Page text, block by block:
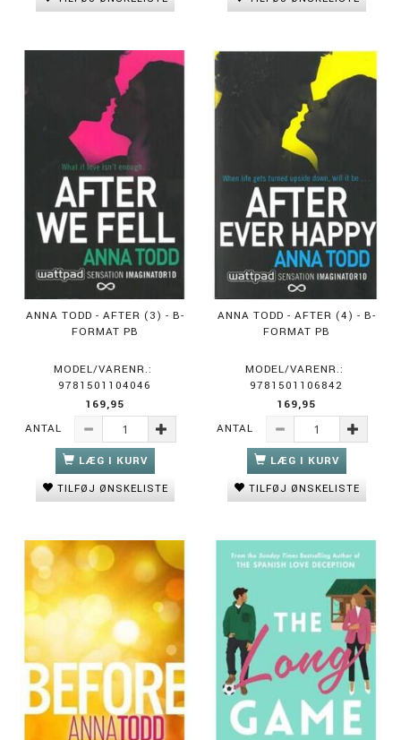
ANNA TODD - AFTER (3) - B-
FORMAT PB
MODEL/VARENR.:
9781501104046
169,95
ANTAL
LÆG I KURV
TILFØJ ØNSKELISTE
ANNA TODD - AFTER (4) - B-
FORMAT PB
MODEL/VARENR.:
9781501106842
169,95
ANTAL
LÆG I KURV
TILFØJ ØNSKELISTE